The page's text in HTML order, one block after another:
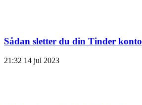
Sådan sletter du din Tinder konto
21:32 14 jul 2023